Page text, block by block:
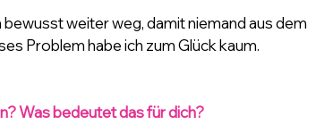
weiter weg, damit niemand aus dem
Problem habe ich zum Glück kaum.
Was bedeutet das für dich?